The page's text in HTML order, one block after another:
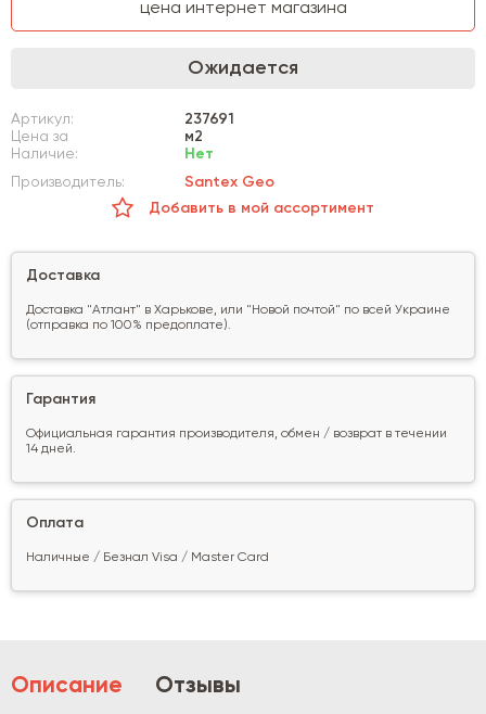
цена интернет магазина
Ожидается
Артикул:
237691
Цена за
м2
Наличие:
Нет
Производитель:
Santex Geo
Добавить в мой ассортимент
Доставка
Доставка "Атлант" в Харькове, или "Новой почтой" по всей Украине
(отправка по 100% предоплате).
Гарантия
Официальная гарантия производителя, обмен / возврат в течении
14 дней.
Оплата
Наличные / Безнал Visa / Master Card
Описание Отзывы